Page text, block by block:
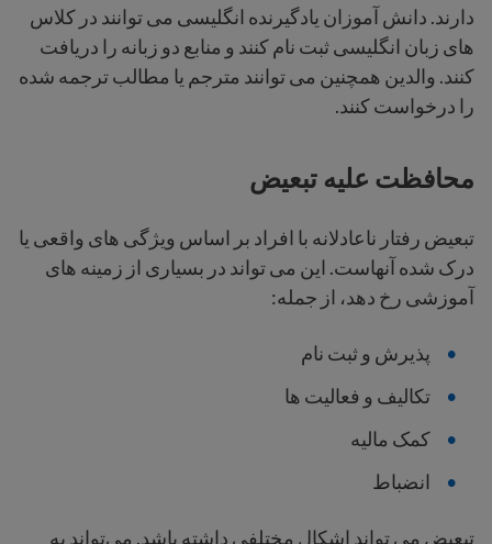
دارند. دانش آموزان یادگیرنده انگلیسی می توانند در کلاس
های زبان انگلیسی ثبت نام کنند و منابع دو زبانه را دریافت
کنند. والدین همچنین می توانند مترجم یا مطالب ترجمه شده
را درخواست کنند.
محافظت علیه تبعیض
تبعیض رفتار ناعادلانه با افراد بر اساس ویژگی های واقعی یا
درک شده آنهاست. این می تواند در بسیاری از زمینه های
آموزشی رخ دهد، از جمله:
پذیرش و ثبت نام
تکالیف و فعالیت ها
کمک مالیه
انضباط
تبعیض می تواند اشکال مختلفی داشته باشد. می‌تواند به